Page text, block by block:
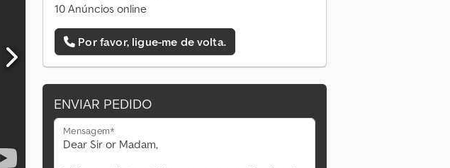
10 Anúncios online
Por favor, ligue-me de volta.
ENVIAR PEDIDO
Mensagem*